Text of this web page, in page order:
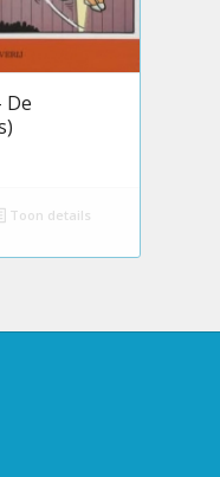
De
Toon details